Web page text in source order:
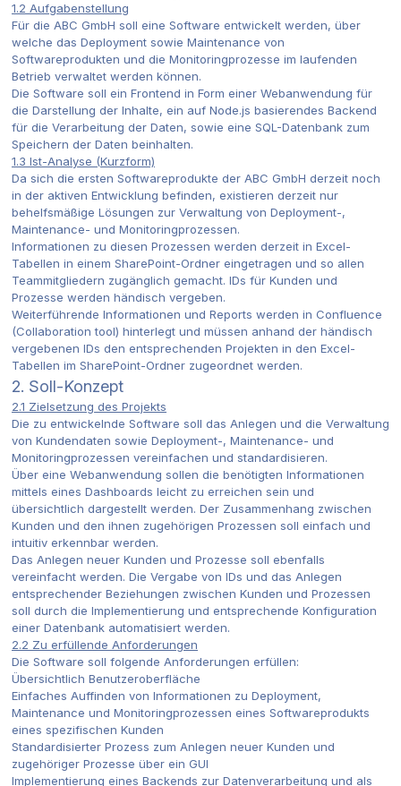
1.2 Aufgabenstellung
Für die ABC GmbH soll eine Software entwickelt werden, über
welche das Deployment sowie Maintenance von
Softwareprodukten und die Monitoringprozesse im laufenden
Betrieb verwaltet werden können.
Die Software soll ein Frontend in Form einer Webanwendung für
die Darstellung der Inhalte, ein auf Node.js basierendes Backend
für die Verarbeitung der Daten, sowie eine SQL-Datenbank zum
Speichern der Daten beinhalten.
1.3 Ist-Analyse (Kurzform)
Da sich die ersten Softwareprodukte der ABC GmbH derzeit noch
in der aktiven Entwicklung befinden, existieren derzeit nur
behelfsmäßige Lösungen zur Verwaltung von Deployment-,
Maintenance- und Monitoringprozessen.
Informationen zu diesen Prozessen werden derzeit in Excel-
Tabellen in einem SharePoint-Ordner eingetragen und so allen
Teammitgliedern zugänglich gemacht. IDs für Kunden und
Prozesse werden händisch vergeben.
Weiterführende Informationen und Reports werden in Confluence
(Collaboration tool) hinterlegt und müssen anhand der händisch
vergebenen IDs den entsprechenden Projekten in den Excel-
Tabellen im SharePoint-Ordner zugeordnet werden.
2. Soll-Konzept
2.1 Zielsetzung des Projekts
Die zu entwickelnde Software soll das Anlegen und die Verwaltung
von Kundendaten sowie Deployment-, Maintenance- und
Monitoringprozessen vereinfachen und standardisieren.
Über eine Webanwendung sollen die benötigten Informationen
mittels eines Dashboards leicht zu erreichen sein und
übersichtlich dargestellt werden. Der Zusammenhang zwischen
Kunden und den ihnen zugehörigen Prozessen soll einfach und
intuitiv erkennbar werden.
Das Anlegen neuer Kunden und Prozesse soll ebenfalls
vereinfacht werden. Die Vergabe von IDs und das Anlegen
entsprechender Beziehungen zwischen Kunden und Prozessen
soll durch die Implementierung und entsprechende Konfiguration
einer Datenbank automatisiert werden.
2.2 Zu erfüllende Anforderungen
Die Software soll folgende Anforderungen erfüllen:
Übersichtlich Benutzeroberfläche
Einfaches Auffinden von Informationen zu Deployment,
Maintenance und Monitoringprozessen eines Softwareprodukts
eines spezifischen Kunden
Standardisierter Prozess zum Anlegen neuer Kunden und
zugehöriger Prozesse über ein GUI
Implementierung eines Backends zur Datenverarbeitung und als